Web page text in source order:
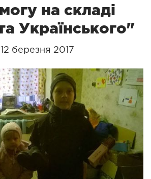
на складі
Українського"
12 березня 2017